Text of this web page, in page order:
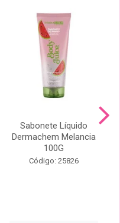
Sabonete Líquido
Dermachem Melancia
100G
Código: 25826